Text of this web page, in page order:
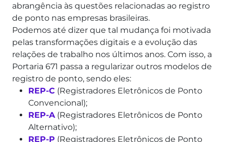
abrangência às questões relacionadas ao registro
de ponto nas empresas brasileiras.
Podemos até dizer que tal mudança foi motivada
pelas transformações digitais e a evolução das
relações de trabalho nos últimos anos. Com isso, a
Portaria 671 passa a regularizar outros modelos de
registro de ponto, sendo eles:
REP-C (Registradores Eletrônicos de Ponto
Convencional);
REP-A (Registradores Eletrônicos de Ponto
Alternativo);
REP-P (Registradores Eletrônicos de Ponto